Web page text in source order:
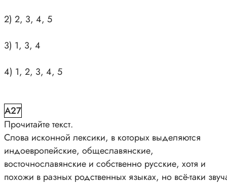
2) 2, 3, 4, 5
3) 1, 3, 4
4) 1, 2, 3, 4, 5
A27
Прочитайте текст.
Слова исконной лексики, в которых выделяются
индоевропейские, общеславянские,
восточнославянские и собственно русские, хотя и
похожи в разных родственных языках, но всё-таки